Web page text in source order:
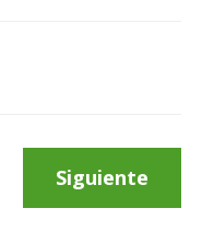
Siguiente